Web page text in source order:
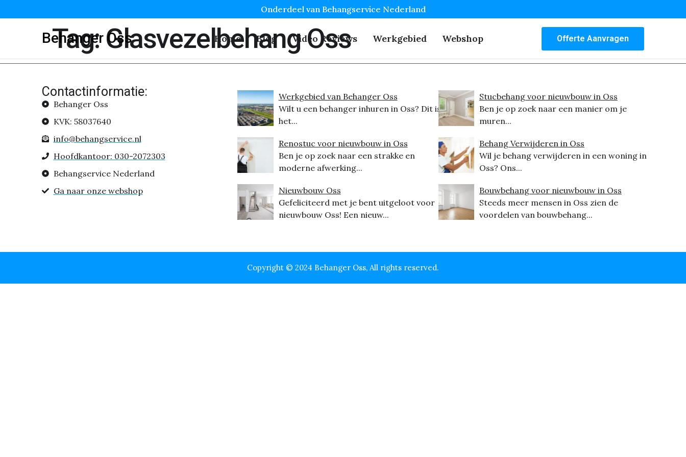
Onderdeel van Behangservice Nederland
Behanger Oss Home Blog Video Reviews Werkgebied Webshop Offerte Aanvragen
Tag:Glasvezelbehang Oss
Contactinformatie:
Behanger Oss
KVK: 58037640
info@behangservice.nl
Hoofdkantoor: 030-2072303
Behangservice Nederland
Ga naar onze webshop
Werkgebied van Behanger Oss
Wilt u een behanger inhuren in Oss? Dit is
het...
Renostuc voor nieuwbouw in Oss
Ben je op zoek naar een strakke en
moderne afwerking...
Nieuwbouw Oss
Gefeliciteerd met je bent uitgeloot voor
nieuwbouw Oss! Een nieuw...
Stucbehang voor nieuwbouw in Oss
Ben je op zoek naar een manier om je
muren...
Behang Verwijderen in Oss
Wil je behang verwijderen in een woning in
Oss? Ons...
Bouwbehang voor nieuwbouw in Oss
Steeds meer mensen in Oss zien de
voordelen van bouwbehang...
Copyright © 2024 Behanger Oss, All rights reserved.